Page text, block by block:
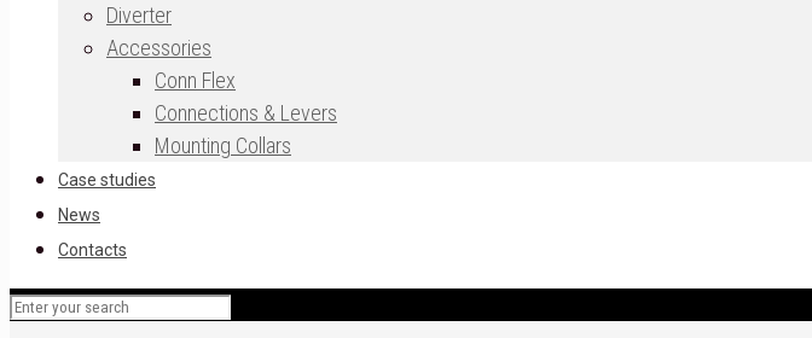
Diverter
Accessories
Conn Flex
Connections & Levers
Mounting Collars
Case studies
News
Contacts